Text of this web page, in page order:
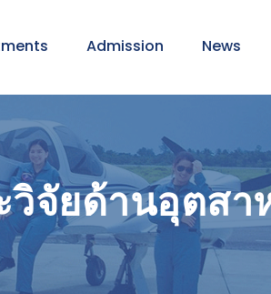
Admission News
จัยด้านอุตสา